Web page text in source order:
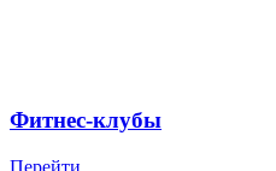
Фитнес-клубы
Перейти